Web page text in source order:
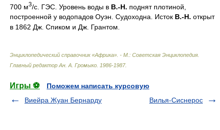
700 м3/с. ГЭС. Уровень воды в В.-Н. поднят плотиной,
построенной у водопадов Оуэн. Судоходна. Исток В.-Н. открыт
в 1862 Дж. Спиком и Дж. Грантом.
Энциклопедический справочник «Африка». - М.: Советская Энциклопедия
Главный редактор Ан. А. Громыко 1986-1987.
Игры ⚽
Поможем написать курсовую
Виейра Жуан Бернарду
Вилья-Сиснерос